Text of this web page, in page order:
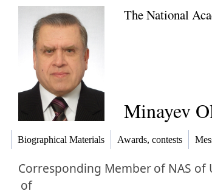
The National
Minayev
Biographical Materials Awards, contests
Corresponding Memberof NAS of
of